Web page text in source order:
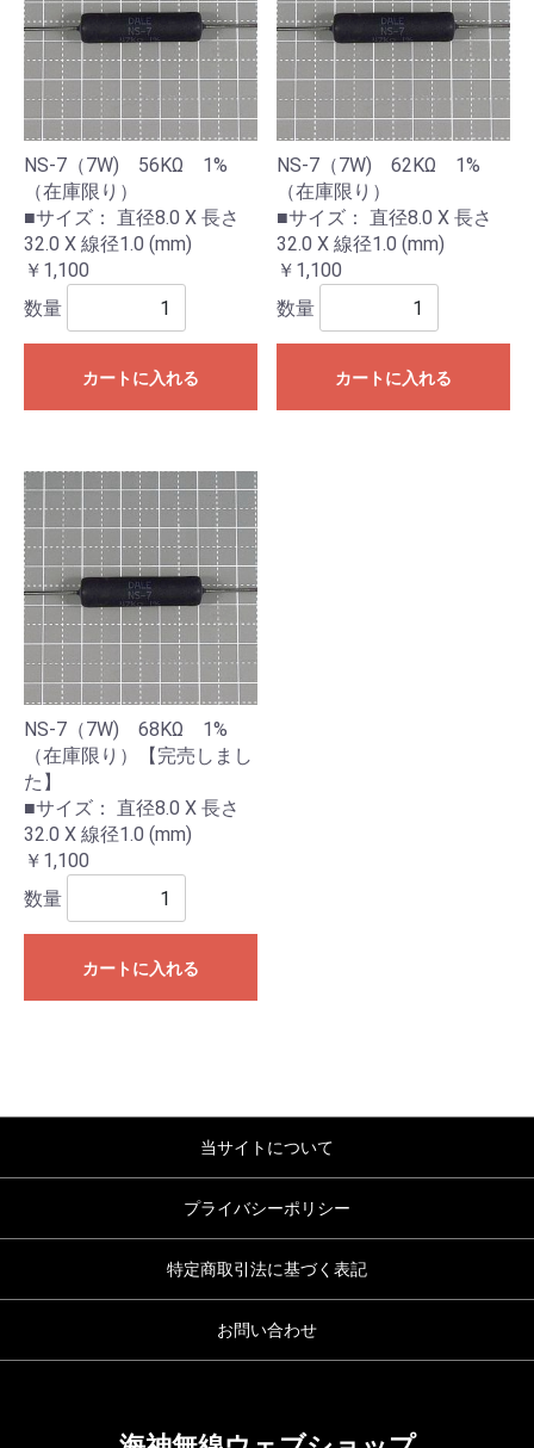
NS-7（7W) 56KΩ 1%
（在庫限り）
■サイズ： 直径8.0 X 長さ
32.0 X 線径1.0 (mm)
￥1,100
数量
カートに入れる
NS-7（7W) 62KΩ 1%
（在庫限り）
■サイズ： 直径8.0 X 長さ
32.0 X 線径1.0 (mm)
￥1,100
数量
カートに入れる
NS-7（7W) 68KΩ 1%
（在庫限り）【完売しまし
た】
■サイズ： 直径8.0 X 長さ
32.0 X 線径1.0 (mm)
￥1,100
数量
カートに入れる
当サイトについて
プライバシーポリシー
特定商取引法に基づく表記
お問い合わせ